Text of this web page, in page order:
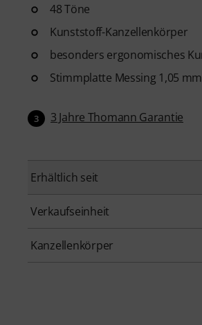
48 Töne
Kunststoff-Kanzellenkörper
besonders ergonomisches
Stimmplatte Messing 1,05 mm
3 3 Jahre Thomann Garantie
Erhältlich seit
Verkaufseinheit
Kanzellenkörper